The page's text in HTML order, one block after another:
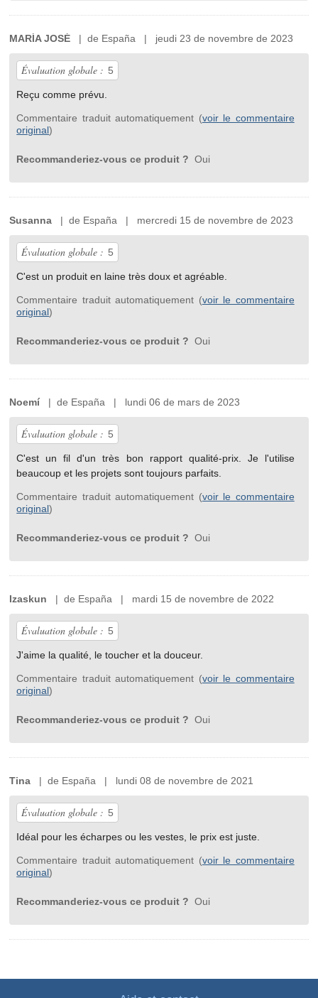
MARÍA JOSÉ | de España | jeudi 23 de novembre de 2023
Évaluation globale : 5
Reçu comme prévu.
Commentaire traduit automatiquement (voir le commentaire
original)
Recommanderiez-vous ce produit ? Oui
Susanna | de España | mercredi 15 de novembre de 2023
Évaluation globale : 5
C'est un produit en laine très doux et agréable.
Commentaire traduit automatiquement (voir le commentaire
original)
Recommanderiez-vous ce produit ? Oui
Noemí | de España | lundi 06 de mars de 2023
Évaluation globale : 5
C'est un fil d'un très bon rapport qualité-prix. Je l'utilise
beaucoup et les projets sont toujours parfaits.
Commentaire traduit automatiquement (voir le commentaire
original)
Recommanderiez-vous ce produit ? Oui
Izaskun | de España | mardi 15 de novembre de 2022
Évaluation globale : 5
J'aime la qualité, le toucher et la douceur.
Commentaire traduit automatiquement (voir le commentaire
original)
Recommanderiez-vous ce produit ? Oui
Tina | de España | lundi 08 de novembre de 2021
Évaluation globale : 5
Idéal pour les écharpes ou les vestes, le prix est juste.
Commentaire traduit automatiquement (voir le commentaire
original)
Recommanderiez-vous ce produit ? Oui